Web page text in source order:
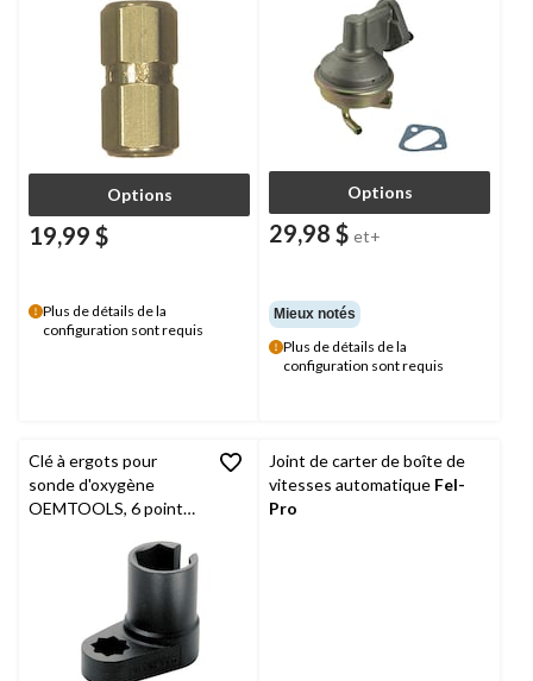
Options
19,99 $
Plus de détails de la
configuration sont requis
Options
29,98 $ et+
Mieux notés
Plus de détails de la
configuration sont requis
Clé à ergots pour
sonde d'oxygène
OEMTOOLS, 6 points,
Joint de carter de boîte de
vitesses automatique Fel-
Pro